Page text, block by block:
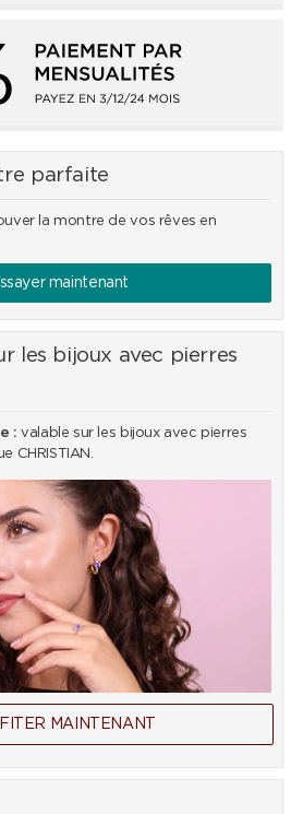
parfaite
la montre de vos rêves en
maintenant
les bijoux avec pierres
: valable sur les bijoux avec pierres
CHRISTIAN.
MAINTENANT